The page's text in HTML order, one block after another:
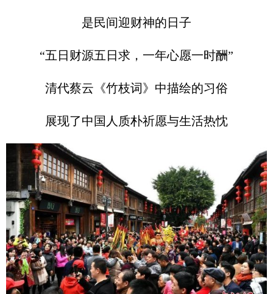
是民间迎财神的日子
“五日财源五日求，一年心愿一时酬”
清代蔡云《竹枝词》中描绘的习俗
展现了中国人质朴祈愿与生活热忱